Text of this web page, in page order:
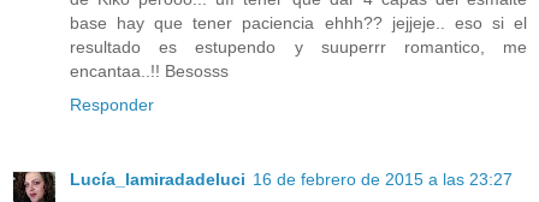
base hay que tener paciencia ehhh?? jejjeje.. eso si el
resultado es estupendo y suuperrr romantico, me
encantaa..!! Besosss
Responder
Lucía_lamiradadeluci 16 de febrero de 2015 a las 23:27